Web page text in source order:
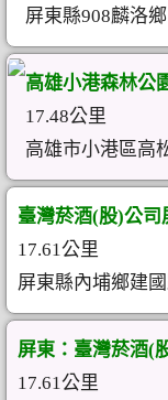
屏東縣908麟洛鄉
高雄小港森林公
17.48公里
高雄市小港區高
臺灣菸酒(股)公司
17.61公里
屏東縣內埔鄉建
屏東：臺灣菸酒(
17.61公里